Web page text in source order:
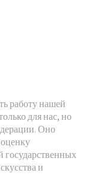
работу нашей
для нас, но
Оно
государственных
и